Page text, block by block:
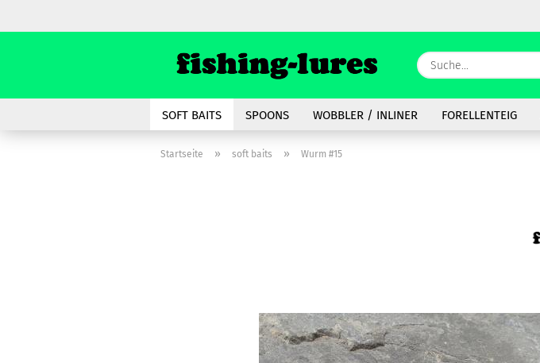
SOFT BAITS SPOONS WOBBLER / INLINER FORELLENTEIG
Startseite » soft baits » Wurm #15